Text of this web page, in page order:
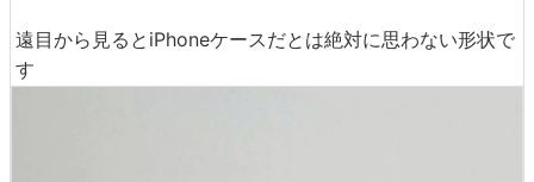
遠目から見るとiPhoneケースだとは絶対に思わない形状で
す